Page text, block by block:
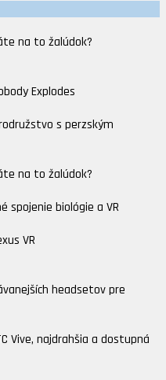
na to žalúdok?
Explodes
s perzským
na to žalúdok?
spojenie biológie a VR
VR
headsetov pre
Vive, najdrahšia a dostupná